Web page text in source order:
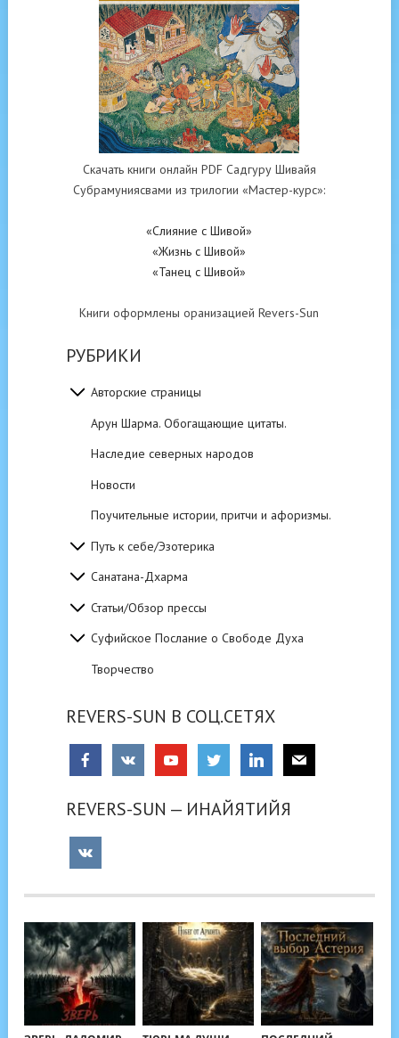
Скачать книги онлайн PDF Садгуру Шивайя
Субрамуниясвами из трилогии «Мастер-курс»:
«Слияние с Шивой»
«Жизнь с Шивой»
«Танец с Шивой»
Книги оформлены оранизацией Revers-Sun
РУБРИКИ
Авторские страницы
Арун Шарма. Обогащающие цитаты.
Наследие северных народов
Новости
Поучительные истории, притчи и афоризмы.
Путь к себе/Эзотерика
Санатана-Дхарма
Статьи/Обзор прессы
Суфийское Послание о Свободе Духа
Творчество
REVERS-SUN В СОЦ.СЕТЯХ
REVERS-SUN — ИНАЙЯТИЙЯ